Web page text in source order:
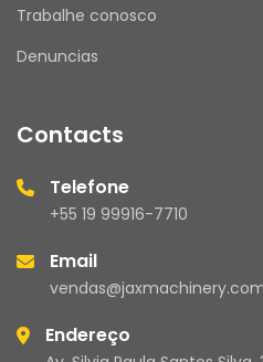
Trabalhe conosco
Denuncias
Contacts
Telefone
+55 19 99916-7710
Email
Endereço